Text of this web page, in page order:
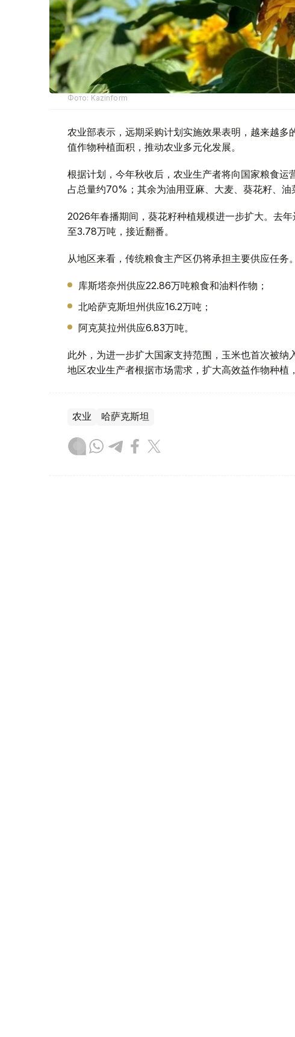
Фото: Kazinform
农业部表示，远期采购计划实施效果表明，越来越
值作物种植面积，推动农业多元化发展。
根据计划，今年秋收后，农业生产者将向国家粮食
占总量约70%；其余为油用亚麻、大麦、葵花籽、油
2026年春播期间，葵花籽种植规模进一步扩大。去
至3.78万吨，接近翻番。
从地区来看，传统粮食主产区仍将承担主要供应任务
库斯塔奈州供应22.86万吨粮食和油料作物；
北哈萨克斯坦州供应16.2万吨；
阿克莫拉州供应6.83万吨。
此外，为进一步扩大国家支持范围，玉米也首次被
地区农业生产者根据市场需求，扩大高效益作物种植
农业 哈萨克斯坦